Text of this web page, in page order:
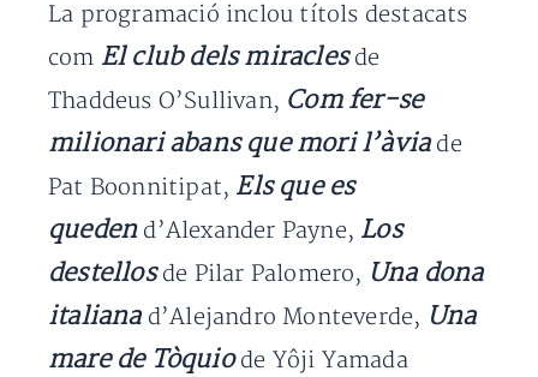
La programació inclou títols destacats
com El club dels miraclesde
Thaddeus O’Sullivan, Com fer-se
milionari abans que mori l’àviade
Pat Boonnitipat, Els que es
quedend’Alexander Payne, Los
destellos de Pilar Palomero, Una dona
italianad’Alejandro Monteverde, Una
mare de Tòquiode Yôji Yamada